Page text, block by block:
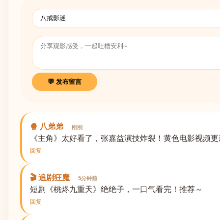
💬 发布留言
🍿 八弟弟 刚刚
《主角》太好看了，张嘉益演技炸裂！黄色电影视频
回复
🎬 追剧狂魔 5分钟前
短剧《桃烬九重天》绝绝子，一口气看完！推荐～
回复